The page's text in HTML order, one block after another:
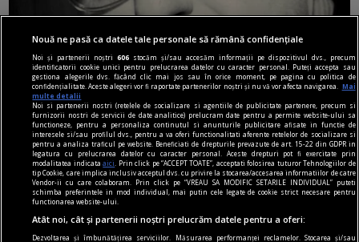
centenar - eugen barbu
Cu ură și abjecție
Mă amuz și eu, dar constatativ, de un alt episod,
Nouă ne pasă ca datele tale personale să rămână confidențiale
Noi și partenerii noștri606 stocăm și/sau accesăm informații pe dispozitivul dvs., precum
identificatorii cookie unici pentru prelucrarea datelor cu caracter personal. Puteți accepta sau
gestiona alegerile dvs. făcând clic mai jos sau în orice moment, pe pagina cu politica de
confidențialitate. Aceste alegeri vor fi raportate partenerilor noștri și nu vă vor afecta navigarea.
Mai
multe detalii
Noi si partenerii nostri (retelele de socializare si agentiile de publicitate partenere, precum si
furnizorii nostri de servicii de date analitice) prelucram date pentru a permite website-ului sa
functioneze, pentru a personaliza continutul si anunturile publicitare afisate in functie de
interesele si/sau profilul dvs., pentru a va oferi functionalitati aferente retelelor de socializare si
pentru a analiza traficul pe website. Beneficiati de drepturile prevazute de art. 15-22 din GDPR in
legatura cu prelucrarea datelor cu caracter personal. Aceste drepturi pot fi exercitate prin
modalitatea indicataaici
. Prin click pe “ACCEPT TOATE”, acceptati folosirea tuturor Tehnologiilor de
tip Cookie, care implica inclusiv acceptul dvs. cu privire la stocarea/accesarea informatiilor de catre
Vendor-ii cu care colaboram. Prin click pe “VREAU SA MODIFIC SETARILE INDIVIDUAL” puteti
schimba preferintele in mod individual, mai putin cele legate de cookie strict necesare pentru
functionarea website-ului.
Atât noi, cât și partenerii noștri prelucrăm datele pentru a oferi:
Dezvoltarea și îmbunătățirea serviciilor. Măsurarea performanței reclamelor. Stocarea și/sau